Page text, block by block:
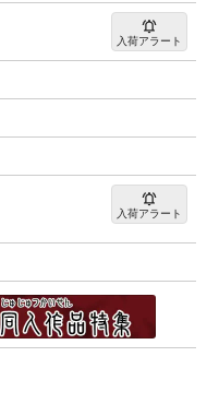
入荷アラート
入荷アラート